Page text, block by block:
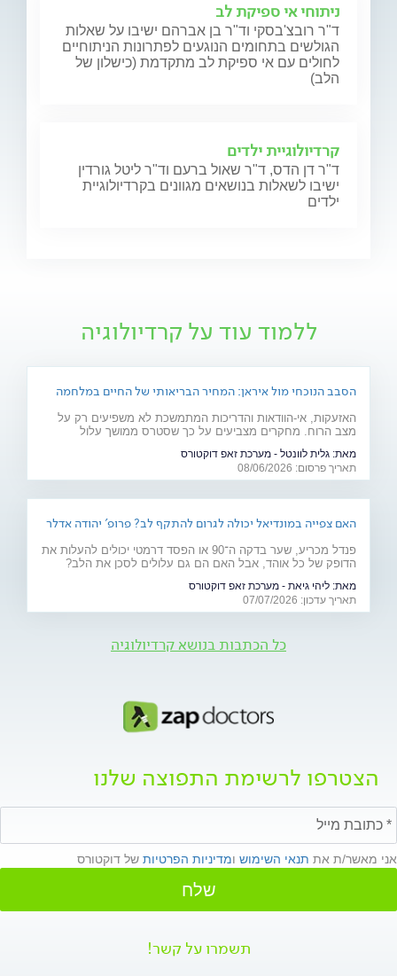
ניתוחי אי ספיקת לב
ד"ר רובצ'בסקי וד"ר בן אברהם ישיבו על שאלות
הגולשים בתחומים הנוגעים לפתרונות הניתוחיים
לחולים עם אי ספיקת לב מתקדמת (כישלון של
הלב)
קרדיולוגיית ילדים
ד"ר דן הדס, ד"ר שאול ברעם וד"ר ליטל גורדין
ישיבו לשאלות בנושאים מגוונים בקרדיולוגיית
ילדים
ללמוד עוד על קרדיולוגיה
הסבב הנוכחי מול איראן: המחיר הבריאותי של החיים במלחמה
האזעקות, אי-הוודאות והדריכות המתמשכת לא משפיעים רק על
מצב הרוח. מחקרים מצביעים על כך שסטרס ממושך עלול
מהלב ועד העור, אילו תופעות בריאותיות עלולות להתגבר בתקופות
של מתיחות ביטחונית ומה ניתן לעשות כדי לשמור על הבריאות
מאת: גלית לוונטל - מערכת זאפ דוקטורס
תאריך פרסום: 08/06/2026
האם צפייה במונדיאל יכולה לגרום להתקף לב? פרופ' יהודה אדלר
פנדל מכריע, שער בדקה ה־90 או הפסד דרמטי יכולים להעלות את
הדופק של כל אוהד, אבל האם הם גם עלולים לסכן את הלב?
מה באמת קורה בגוף בזמן התרגשות קיצונית, מי נמצא בקבוצת
הסיכון ואיך אפשר ליהנות מהמשחקים בלי לסכן את הבריאות.
מאת: ליהי גיאת - מערכת זאפ דוקטורס
תאריך עדכון: 07/07/2026
כל הכתבות בנושא קרדיולוגיה
הצטרפו לרשימת התפוצה שלנו
אני מאשר/ת את תנאי השימוש ומדיניות הפרטיות של דוקטורס
שלח
תשמרו על קשר!